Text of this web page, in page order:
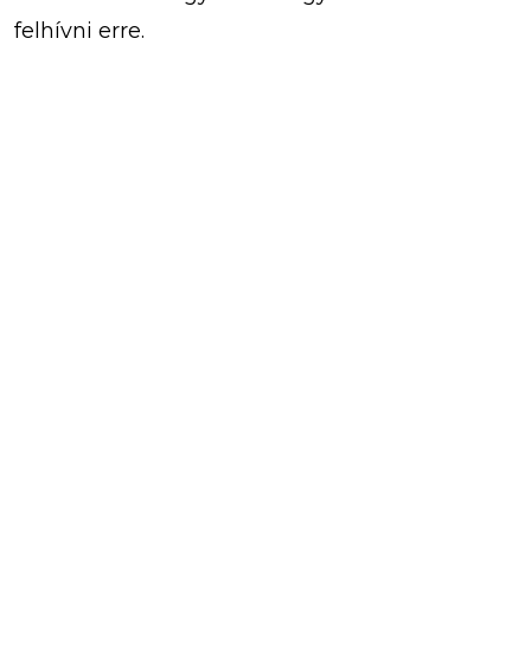
felhívni erre.